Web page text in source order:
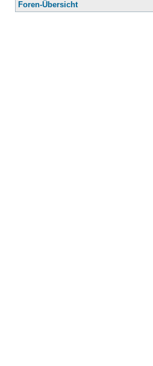
Foren-Übersicht